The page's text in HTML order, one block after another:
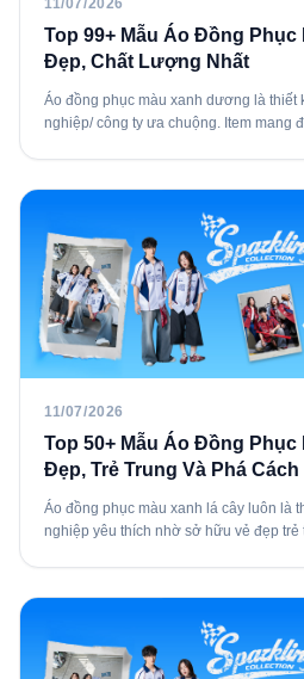
11/07/2026
Top 99+ Mẫu Áo Đồng
Đẹp, Chất Lượng Nhất
Áo đồng phục màu xanh dương là thiết
nghiệp/ công ty ưa chuộng. Item mang
11/07/2026
Top 50+ Mẫu Áo Đồng Phục
Đẹp, Trẻ Trung Và Phá Cách
Áo đồng phục màu xanh lá cây luôn là
nghiệp yêu thích nhờ sở hữu vẻ đẹp